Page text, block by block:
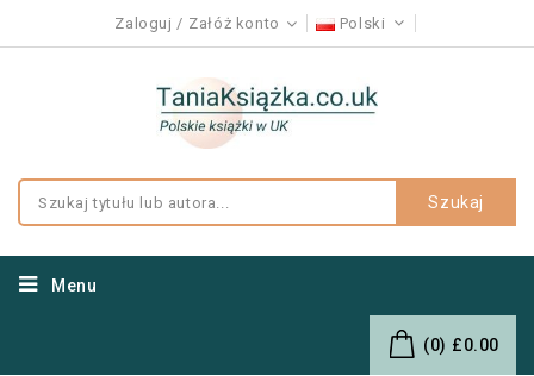
Zaloguj Załóż konto Polski
Szukaj
Menu
(0) £0.00